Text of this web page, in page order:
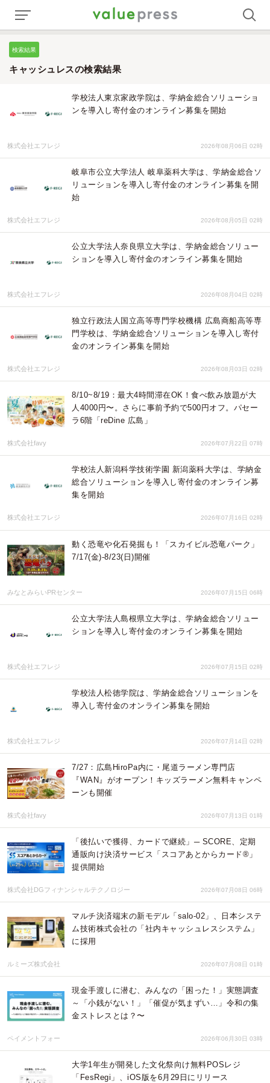
検索結果
キャッシュレスの検索結果
学校法人東京家政学院は、学納金総合ソリューショ
ンを導入し寄付金のオンライン募集を開始
株式会社エフレジ 2026年08月06日 02時
岐阜市公立大学法人 岐阜薬科大学は、学納金総合ソ
リューションを導入し寄付金のオンライン募集を開
始
株式会社エフレジ 2026年08月05日 02時
公立大学法人奈良県立大学は、学納金総合ソリュー
ションを導入し寄付金のオンライン募集を開始
株式会社エフレジ 2026年08月04日 02時
独立行政法人国立高等専門学校機構 広島商船高等専
門学校は、学納金総合ソリューションを導入し寄付
金のオンライン募集を開始
株式会社エフレジ 2026年08月03日 02時
8/10~8/19：最大4時間滞在OK！食べ飲み放題が大
人4000円〜。さらに事前予約で500円オフ。パセー
ラ6階「reDine 広島」
株式会社favy 2026年07月22日 07時
学校法人新潟科学技術学園 新潟薬科大学は、学納金
総合ソリューションを導入し寄付金のオンライン募
集を開始
株式会社エフレジ 2026年07月16日 02時
動く恐竜や化石発掘も！「スカイビル恐竜パーク」
7/17(金)-8/23(日)開催
みなとみらいPRセンター 2026年07月15日 06時
公立大学法人島根県立大学は、学納金総合ソリュー
ションを導入し寄付金のオンライン募集を開始
株式会社エフレジ 2026年07月15日 02時
学校法人松徳学院は、学納金総合ソリューションを
導入し寄付金のオンライン募集を開始
株式会社エフレジ 2026年07月14日 02時
7/27：広島HiroPa内に・尾道ラーメン専門店
『WAN』がオープン！キッズラーメン無料キャンペ
ーンも開催
株式会社favy 2026年07月13日 01時
「後払いで獲得、カードで継続」─ SCORE、定期
通販向け決済サービス「スコアあとからカード®」
提供開始
株式会社DGフィナンシャルテクノロジー 2026年07月08日 06時
マルチ決済端末の新モデル「salo-02」、日本システ
ム技術株式会社の「社内キャッシュレスシステム」
に採用
ルミーズ株式会社 2026年07月08日 01時
現金手渡しに潜む、みんなの「困った！」実態調査
～「小銭がない！」「催促が気まずい…」令和の集
金ストレスとは？〜
ペイメントフォー 2026年06月30日 03時
大学1年生が開発した文化祭向け無料POSレジ
「FesRegi」、iOS版を6月29日にリリース